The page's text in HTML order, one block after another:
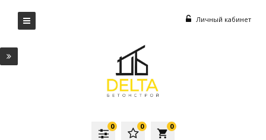
Личный кабинет
local_grocery_store
0
0
0